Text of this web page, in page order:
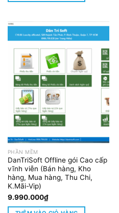
PHẦN MỀM
DanTriSoft Offline gói Cao cấp
vĩnh viễn (Bán hàng, Kho
hàng, Mua hàng, Thu Chi,
K.Mãi-Vip)
9.990.000₫